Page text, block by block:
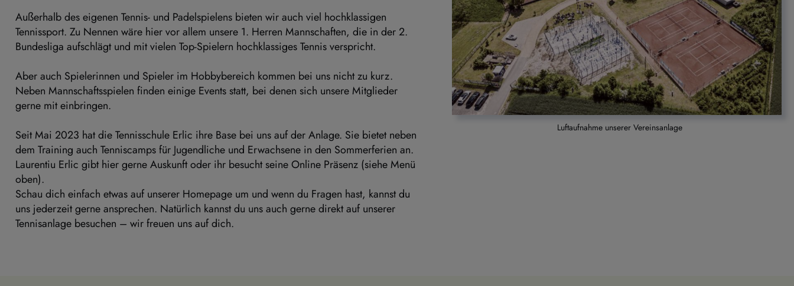
Außerhalb des eigenen Tennis- und Padelspielens bieten wir auch viel hochklassigen
Tennissport. Zu Nennen wäre hier vor allem unsere 1. Herren Mannschaften, die in der 2.
Bundesliga aufschlägt und mit vielen Top-Spielern hochklassiges Tennis verspricht.
Aber auch Spielerinnen und Spieler im Hobbybereich kommen bei uns nicht zu kurz.
Neben Mannschaftsspielen finden einige Events statt, bei denen sich unsere Mitglieder
gerne mit einbringen.
Seit Mai 2023 hat die Tennisschule Erlic ihre Base bei uns auf der Anlage. Sie bietet neben
dem Training auch Tenniscamps für Jugendliche und Erwachsene in den Sommerferien an.
Laurentiu Erlic gibt hier gerne Auskunft oder ihr besucht seine Online Präsenz (siehe Menü
oben).
Schau dich einfach etwas auf unserer Homepage um und wenn du Fragen hast, kannst du
uns jederzeit gerne ansprechen. Natürlich kannst du uns auch gerne direkt auf unserer
Tennisanlage besuchen – wir freuen uns auf dich.
Luftaufnahme unserer Vereinsanlage